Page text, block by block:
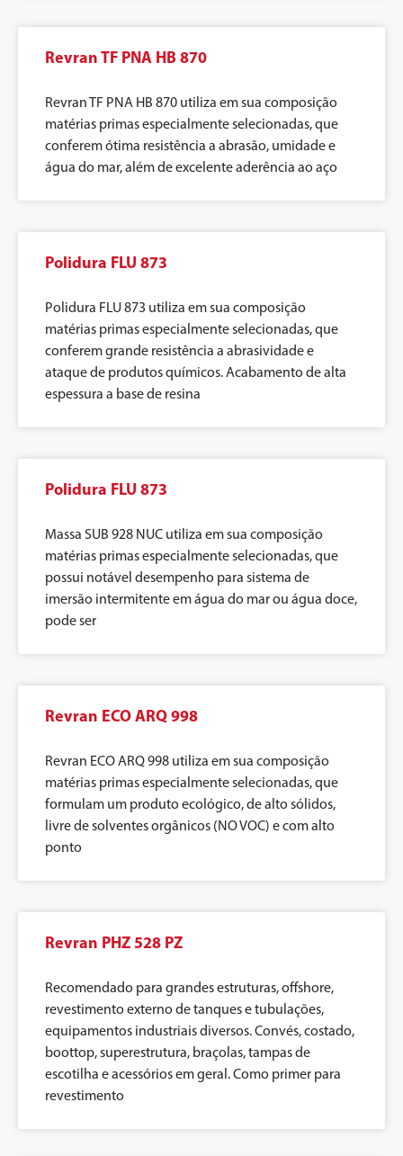
Revran TF PNA HB 870
Revran TF PNA HB 870 utiliza em sua composição
matérias primas especialmente selecionadas, que
conferem ótima resistência a abrasão, umidade e
água do mar, além de excelente aderência ao aço
Polidura FLU 873
Polidura FLU 873 utiliza em sua composição
matérias primas especialmente selecionadas, que
conferem grande resistência a abrasividade e
ataque de produtos químicos. Acabamento de alta
espessura a base de resina
Polidura FLU 873
Massa SUB 928 NUC utiliza em sua composição
matérias primas especialmente selecionadas, que
possui notável desempenho para sistema de
imersão intermitente em água do mar ou água doce,
pode ser
Revran ECO ARQ 998
Revran ECO ARQ 998 utiliza em sua composição
matérias primas especialmente selecionadas, que
formulam um produto ecológico, de alto sólidos,
livre de solventes orgânicos (NO VOC) e com alto
ponto
Revran PHZ 528 PZ
Recomendado para grandes estruturas, offshore,
revestimento externo de tanques e tubulações,
equipamentos industriais diversos. Convés, costado,
boottop, superestrutura, braçolas, tampas de
escotilha e acessórios em geral. Como primer para
revestimento